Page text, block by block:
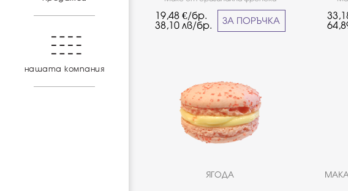
нашата компания
макарони с класически и сезонни
плодови вкусове. *Не е подходящо за
хора страдащи от целиакия.
19,48 €/бр.
38,10 лв/бр. ЗА ПОРЪЧКА
ЯГОДА